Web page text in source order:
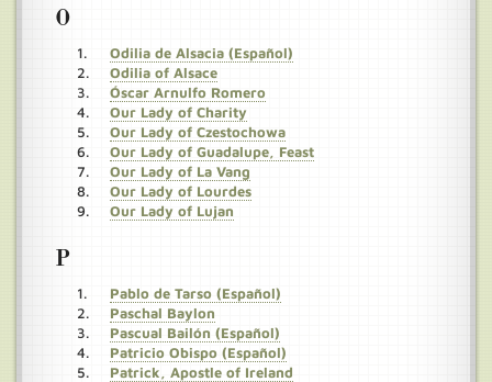
O
Odilia de Alsacia (Español)
Odilia of Alsace
Óscar Arnulfo Romero
Our Lady of Charity
Our Lady of Czestochowa
Our Lady of Guadalupe, Feast
Our Lady of La Vang
Our Lady of Lourdes
Our Lady of Lujan
P
Pablo de Tarso (Español)
Paschal Baylon
Pascual Bailón (Español)
Patricio Obispo (Español)
Patrick, Apostle of Ireland